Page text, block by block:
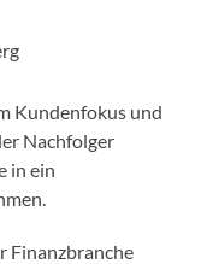
Kundenfokus und
Nachfolger
in ein
Finanzbranche